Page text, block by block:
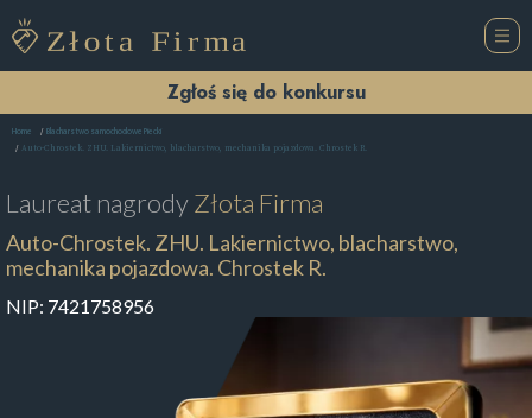
Zgłoś się do konkursu
Home Blacharstwo samochodowe Piecki
Auto-Chrostek. ZHU. Lakiernictwo, blacharstwo, mechanika pojazdowa. Chrostek R.
Laureat nagrodyZłota Firma
Auto-Chrostek. ZHU. Lakiernictwo, blacharstwo,
mechanika pojazdowa. Chrostek R.
NIP: 7421758956